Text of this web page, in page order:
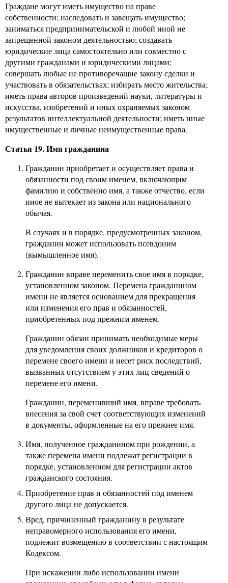
Граждане могут иметь имущество на праве
собственности; наследовать и завещать имущество;
заниматься предпринимательской и любой иной не
запрещенной законом деятельностью; создавать
юридические лица самостоятельно или совместно с
другими гражданами и юридическими лицами;
совершать любые не противоречащие закону сделки и
участвовать в обязательствах; избирать место жительства;
иметь права авторов произведений науки, литературы и
искусства, изобретений и иных охраняемых законом
результатов интеллектуальной деятельности; иметь иные
имущественные и личные неимущественные права.
Статья 19. Имя гражданина
Гражданин приобретает и осуществляет права и
обязанности под своим именем, включающим
фамилию и собственно имя, а также отчество, если
иное не вытекает из закона или национального
обычая.
В случаях и в порядке, предусмотренных законом,
гражданин может использовать псевдоним
(вымышленное имя).
Гражданин вправе переменить свое имя в порядке,
установленном законом. Перемена гражданином
имени не является основанием для прекращения
или изменения его прав и обязанностей,
приобретенных под прежним именем.
Гражданин обязан принимать необходимые меры
для уведомления своих должников и кредиторов о
перемене своего имени и несет риск последствий,
вызванных отсутствием у этих лиц сведений о
перемене его имени.
Гражданин, переменивший имя, вправе требовать
внесения за свой счет соответствующих изменений
в документы, оформленные на его прежнее имя.
Имя, полученное гражданином при рождении, а
также перемена имени подлежат регистрации в
порядке, установленном для регистрации актов
гражданского состояния.
Приобретение прав и обязанностей под именем
другого лица не допускается.
Вред, причиненный гражданину в результате
неправомерного использования его имени,
подлежит возмещению в соответствии с настоящим
Кодексом.
При искажении либо использовании имени